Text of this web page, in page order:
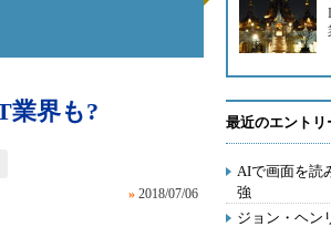
業界も?
» 2018/07/06
最近のエントリ
AIで画面を読
強
ジョン・ヘン